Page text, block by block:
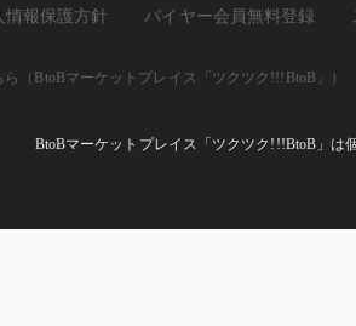
情報保護方針 バイヤー会員無料登録
（BtoBマーケットプレイス「ツクツク!!!BtoB」）
BtoBマーケットプレイス「ツクツク!!!BtoB」は